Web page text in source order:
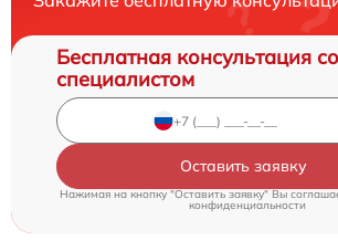
Бесплатная консультация со
специалистом
Оставить заявку
Нажимая на кнопку "Оставить заявку" Вы
конфиденциальности